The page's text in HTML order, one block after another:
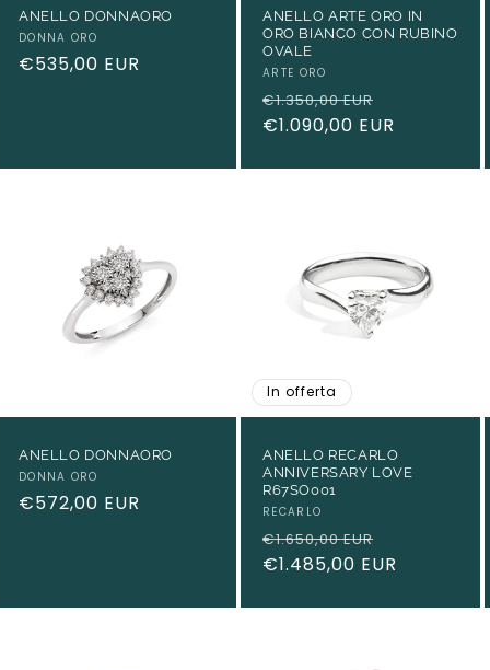
g
r
c
ANELLO DONNAORO
Produttore:
DONNA ORO
Prezzo
€535,00 EUR
ANELLO ARTE ORO IN
ORO BIANCO CON RUBINO
OVALE
Produttore:
ARTE ORO
Prezzo
di
€1.350,00 EUR
scontato
€1.090,00 EUR
ANELLO DONNAORO
Produttore:
DONNA ORO
Prezzo
€572,00 EUR
In offerta
ANELLO RECARLO
ANNIVERSARY LOVE
R67SO001
Produttore:
RECARLO
Prezzo
di
€1.650,00 EUR
scontato
€1.485,00 EUR